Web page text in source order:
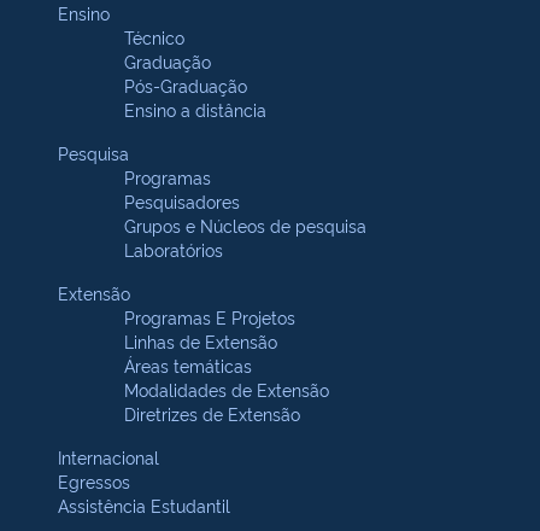
Ensino
Técnico
Graduação
Pós-Graduação
Ensino a distância
Pesquisa
Programas
Pesquisadores
Grupos e Núcleos de pesquisa
Laboratórios
Extensão
Programas E Projetos
Linhas de Extensão
Áreas temáticas
Modalidades de Extensão
Diretrizes de Extensão
Internacional
Egressos
Assistência Estudantil